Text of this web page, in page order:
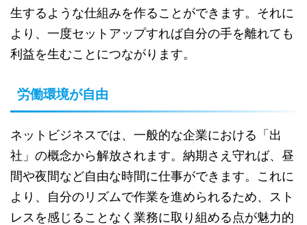
生するような仕組みを作ることができます。それに
より、一度セットアップすれば自分の手を離れても
利益を生むことにつながります。
労働環境が自由
ネットビジネスでは、一般的な企業における「出
社」の概念から解放されます。納期さえ守れば、昼
間や夜間など自由な時間に仕事ができます。これに
より、自分のリズムで作業を進められるため、スト
レスを感じることなく業務に取り組める点が魅力的